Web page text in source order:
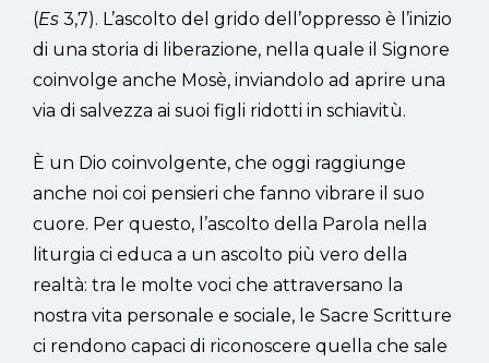
(Es 3,7). L’ascolto del grido dell’oppresso è l’inizio
di una storia di liberazione, nella quale il Signore
coinvolge anche Mosè, inviandolo ad aprire una
via di salvezza ai suoi figli ridotti in schiavitù.
È un Dio coinvolgente, che oggi raggiunge
anche noi coi pensieri che fanno vibrare il suo
cuore. Per questo, l’ascolto della Parola nella
liturgia ci educa a un ascolto più vero della
realtà: tra le molte voci che attraversano la
nostra vita personale e sociale, le Sacre Scritture
ci rendono capaci di riconoscere quella che sale